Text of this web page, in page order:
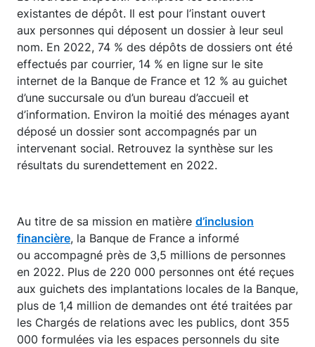
existantes de dépôt. Il est pour l’instant ouvert
aux personnes qui déposent un dossier à leur seul
nom. En 2022, 74 % des dépôts de dossiers ont été
effectués par courrier, 14 % en ligne sur le site
internet de la Banque de France et 12 % au guichet
d’une succursale ou d’un bureau d’accueil et
d’information. Environ la moitié des ménages ayant
déposé un dossier sont accompagnés par un
intervenant social. Retrouvez la synthèse sur les
résultats du surendettement en 2022.
Au titre de sa mission en matière d’inclusion
financière, la Banque de France a informé
ou accompagné près de 3,5 millions de personnes
en 2022. Plus de 220 000 personnes ont été reçues
aux guichets des implantations locales de la Banque,
plus de 1,4 million de demandes ont été traitées par
les Chargés de relations avec les publics, dont 355
000 formulées via les espaces personnels du site